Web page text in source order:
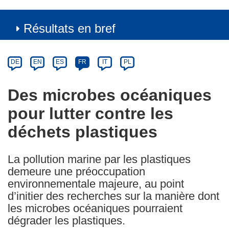
Résultats en bref
Category
Article
available
the
following
languages:
DE EN ES FR IT PL
Des microbes océaniques
pour lutter contre les
déchets plastiques
La pollution marine par les plastiques
demeure une préoccupation
environnementale majeure, au point
d’initier des recherches sur la manière dont
les microbes océaniques pourraient
dégrader les plastiques.